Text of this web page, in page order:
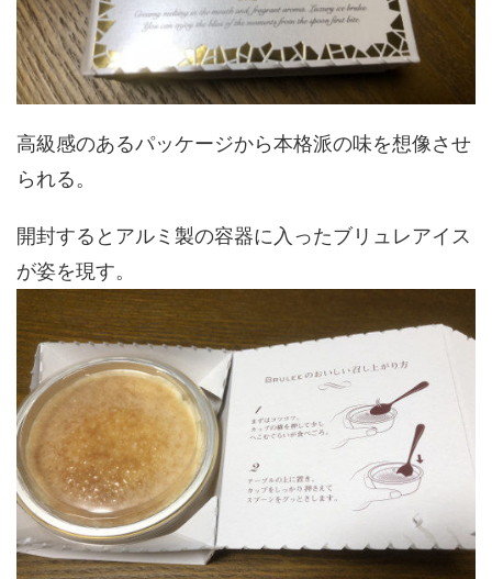
高級感のあるパッケージから本格派の味を想像させ
られる。
開封するとアルミ製の容器に入ったブリュレアイス
が姿を現す。